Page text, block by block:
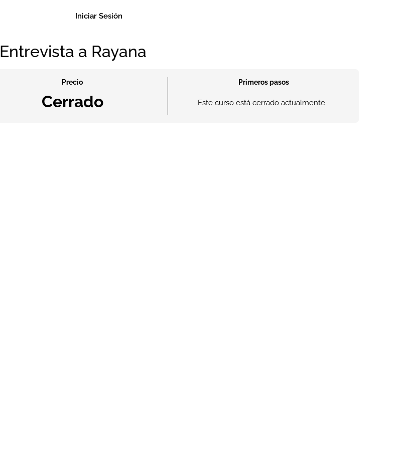
Iniciar Sesión
Entrevista a Rayana
Precio
Cerrado
Primeros pasos
Este curso está cerrado actualmente